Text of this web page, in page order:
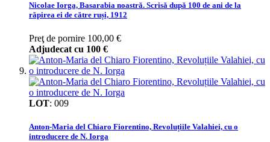
Nicolae Iorga, Basarabia noastră. Scrisă după 100 de ani de la
răpirea ei de către ruși, 1912
Preţ de pornire 100,00 €
Adjudecat cu 100 €
LOT: 009
Anton-Maria del Chiaro Fiorentino, Revoluțiile Valahiei, cu o
introducere de N. Iorga